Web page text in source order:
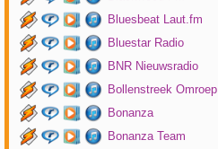
Bluesbeat Laut.fm
Bluestar Radio
BNR Nieuwsradio
Bollenstreek Omroep
Bonanza
Bonanza Team